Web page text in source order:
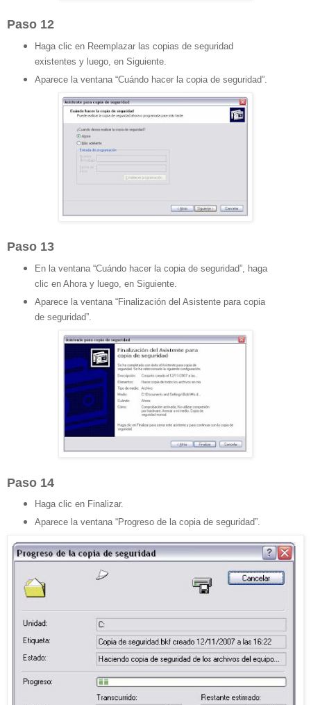
Paso 12
Haga clic en Reemplazar las copias de seguridad
existentes y luego, en Siguiente.
Aparece la ventana “Cuándo hacer la copia de seguridad”.
Paso 13
En la ventana “Cuándo hacer la copia de seguridad”, haga
clic en Ahora y luego, en Siguiente.
Aparece la ventana “Finalización del Asistente para copia
de seguridad”.
Paso 14
Haga clic en Finalizar.
Aparece la ventana “Progreso de la copia de seguridad”.